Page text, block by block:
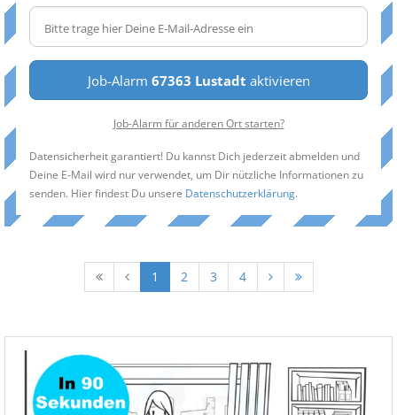
Job-Alarm 67363 Lustadt aktivieren
Job-Alarm für anderen Ort starten?
Datensicherheit garantiert! Du kannst Dich jederzeit abmelden und
Deine E-Mail wird nur verwendet, um Dir nützliche Informationen zu
senden. Hier findest Du unsere Datenschutzerklärung.
1 2 3 4